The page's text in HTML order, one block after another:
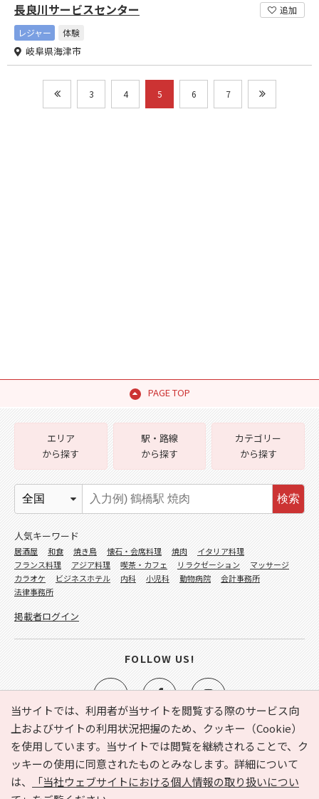
長良川サービスセンター
追加
レジャー
体験
岐阜県海津市
3 4 5 6 7
PAGE TOP
当サイトでは、利用者が当サイトを閲覧する際のサービス向
上およびサイトの利用状況把握のため、クッキー（Cookie）
を使用しています。当サイトでは閲覧を継続されることで、ク
ッキーの使用に同意されたものとみなします。詳細について
は、
「当社ウェブサイトにおける個人情報の取り扱いについ
e-NAVITA（イーナビタ）とは？ お気に入り
ヘルプ
利用規約
個人情報の取り扱いについて
運営会社
サイトマップ
広告掲載に関するお問い合わせ
エリア
から探す
駅・路線
から探す
カテゴリー
から探す
検索
人気キーワード
居酒屋 和食 焼き鳥 懐石・会席料理 焼肉
イタリア料理
フランス料理
アジア料理 喫茶・カフェ リラクゼーション
マッサージ
カラオケ
ビジネスホテル 内科 小児科 動物病院
会計事務所
法律事務所
掲載者ログイン
FOLLOW US!